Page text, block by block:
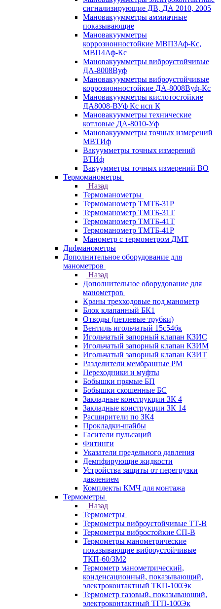
сигнализирующие ДВ, ДА 2010, 2005
Мановакуумметры аммиачные
показывающие
Мановакуумметры
коррозионностойкие МВП3Аф-Кс,
МВП4Аф-Кс
Мановакуумметры виброустойчивые
ДА-8008Вуф
Мановакуумметры виброустойчивые
коррозионностойкие ДА-8008Вуф-Кс
Мановакуумметры кислотостойкие
ДА8008-ВУф Кс исп К
Мановакуумметры технические
котловые ДА-8010-Уф
Мановакуумметры точных измерений
МВТИф
Вакуумметры точных измерений
ВТИф
Вакуумметры точных измерений ВО
Термоманометры
Назад
Термоманометры
Термоманометр ТМТБ-31Р
Термоманометр ТМТБ-31Т
Термоманометр ТМТБ-41Т
Термоманометр ТМТБ-41Р
Манометр с термометром ДМТ
Дифманометры
Дополнительное оборудование для
манометров
Назад
Дополнительное оборудование для
манометров
Краны трехходовые под манометр
Блок клапанный БК1
Отводы (петлевые трубки)
Вентиль игольчатый 15с54бк
Игольчатый запорный клапан КЗИС
Игольчатый запорный клапан КЗИМ
Игольчатый запорный клапан КЗИТ
Разделители мембранные РМ
Переходники и муфты
Бобышки прямые БП
Бобышки скошенные БС
Закладные конструкции ЗК 4
Закладные конструкции ЗК 14
Расширители по ЗК4
Прокладки-шайбы
Гасители пульсаций
Фитинги
Указатели предельного давления
Демпфирующие жидкости
Устройства защиты от перегрузки
давлением
Комплекты КМЧ для монтажа
Термометры
Назад
Термометры
Термометры виброустойчивые ТТ-В
Термометры вибростойкие СП-В
Термометры манометрические
показывающие виброустойчивые
ТКП-60/3М2
Термометр манометрический,
конденсационный, показывающий,
электроконтактный ТКП-100Эк
Термометр газовый, показывающий,
электроконтактный ТГП-100Эк